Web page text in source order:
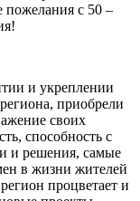
пожелания с 50 –
и укреплении
приобрели
своих
способность с
и решения, самые
в жизни жителей
процветает и